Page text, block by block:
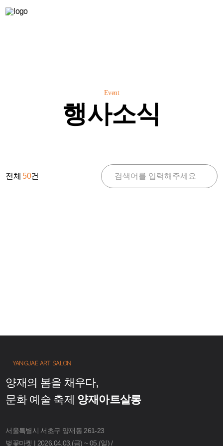
Event
행사소식
전체50건
YANGJAE ART SALON
양재의 봄을 채우다,
문화 예술 축제 양재아트살롱
서울특별시 서초구 양재동 261-23
벚꽃마켓 | 2026.04.03.(금) ~ 05.(일) /